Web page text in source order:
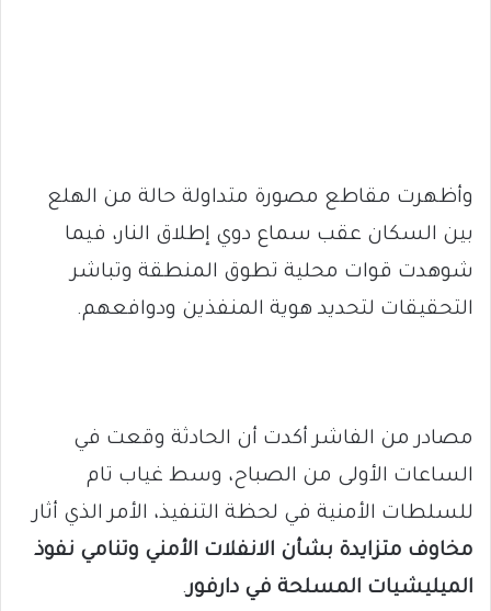
وأظهرت مقاطع مصورة متداولة حالة من الهلع
بين السكان عقب سماع دوي إطلاق النار، فيما
شوهدت قوات محلية تطوق المنطقة وتباشر
التحقيقات لتحديد هوية المنفذين ودوافعهم.
مصادر من الفاشر أكدت أن الحادثة وقعت في
الساعات الأولى من الصباح، وسط غياب تام
للسلطات الأمنية في لحظة التنفيذ، الأمر الذي أثار
مخاوف متزايدة بشأن الانفلات الأمني وتنامي نفوذ
الميليشيات المسلحة في دارفور.